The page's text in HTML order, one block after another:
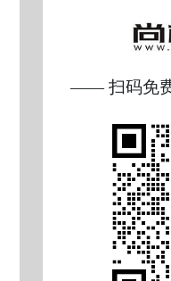
—— 扫码免